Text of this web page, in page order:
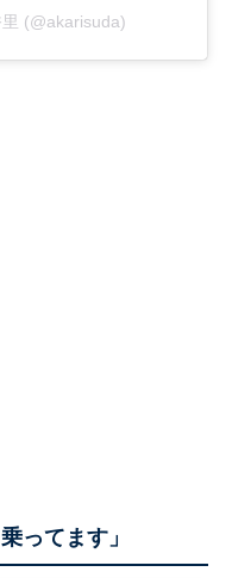
(@akarisuda)
ってます」